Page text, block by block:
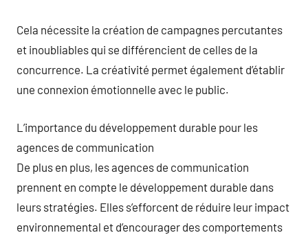
Cela nécessite la création de campagnes percutantes
et inoubliables qui se différencient de celles de la
concurrence. La créativité permet également d’établir
une connexion émotionnelle avec le public.
L’importance du développement durable pour les
agences de communication
De plus en plus, les agences de communication
prennent en compte le développement durable dans
leurs stratégies. Elles s’efforcent de réduire leur impact
environnemental et d’encourager des comportements